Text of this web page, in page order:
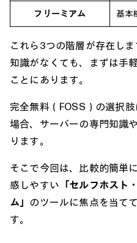
フリーミアム 基本
これら3つの階層が存在し
知識がなくても、まずは手
ことにあります。
完全無料（FOSS）の選択
場合、サーバーの専門知識
ります。
そこで今回は、比較的簡単
感しやすい 「セルフホスト
ム」 のツールに焦点を当て
す。